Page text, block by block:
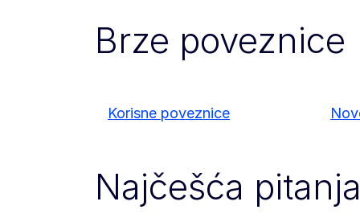
Brze poveznice
Korisne poveznice
Najčešća